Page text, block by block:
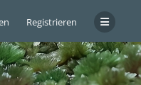
Registrieren